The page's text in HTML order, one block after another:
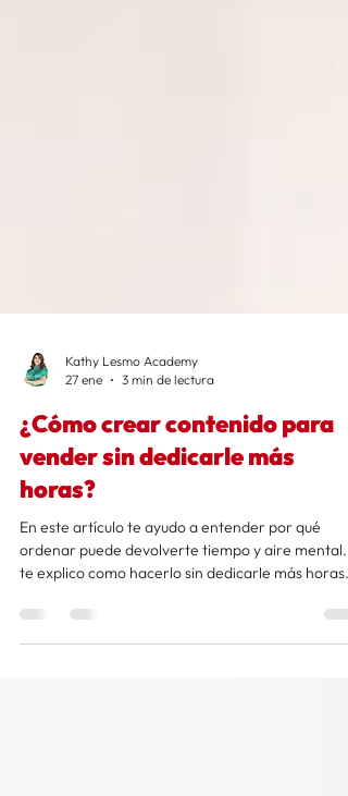
27 ene
3 min de lectura
¿Cómo crear contenido para
vender sin dedicarle más
horas?
En este artículo te ayudo a entender por qué
te explico como hacerlo sin dedicarle más horas.